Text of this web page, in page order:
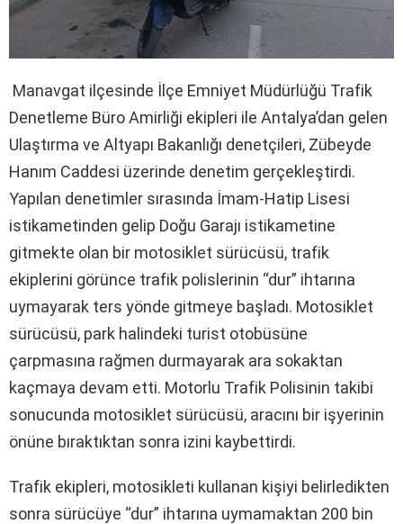
Manavgat ilçesinde İlçe Emniyet Müdürlüğü Trafik
Denetleme Büro Amirliği ekipleri ile Antalya’dan gelen
Ulaştırma ve Altyapı Bakanlığı denetçileri, Zübeyde
Hanım Caddesi üzerinde denetim gerçekleştirdi.
Yapılan denetimler sırasında İmam-Hatip Lisesi
istikametinden gelip Doğu Garajı istikametine
gitmekte olan bir motosiklet sürücüsü, trafik
ekiplerini görünce trafik polislerinin “dur” ihtarına
uymayarak ters yönde gitmeye başladı. Motosiklet
sürücüsü, park halindeki turist otobüsüne
çarpmasına rağmen durmayarak ara sokaktan
kaçmaya devam etti. Motorlu Trafik Polisinin takibi
sonucunda motosiklet sürücüsü, aracını bir işyerinin
önüne bıraktıktan sonra izini kaybettirdi.
Trafik ekipleri, motosikleti kullanan kişiyi belirledikten
sonra sürücüye “dur” ihtarına uymamaktan 200 bin